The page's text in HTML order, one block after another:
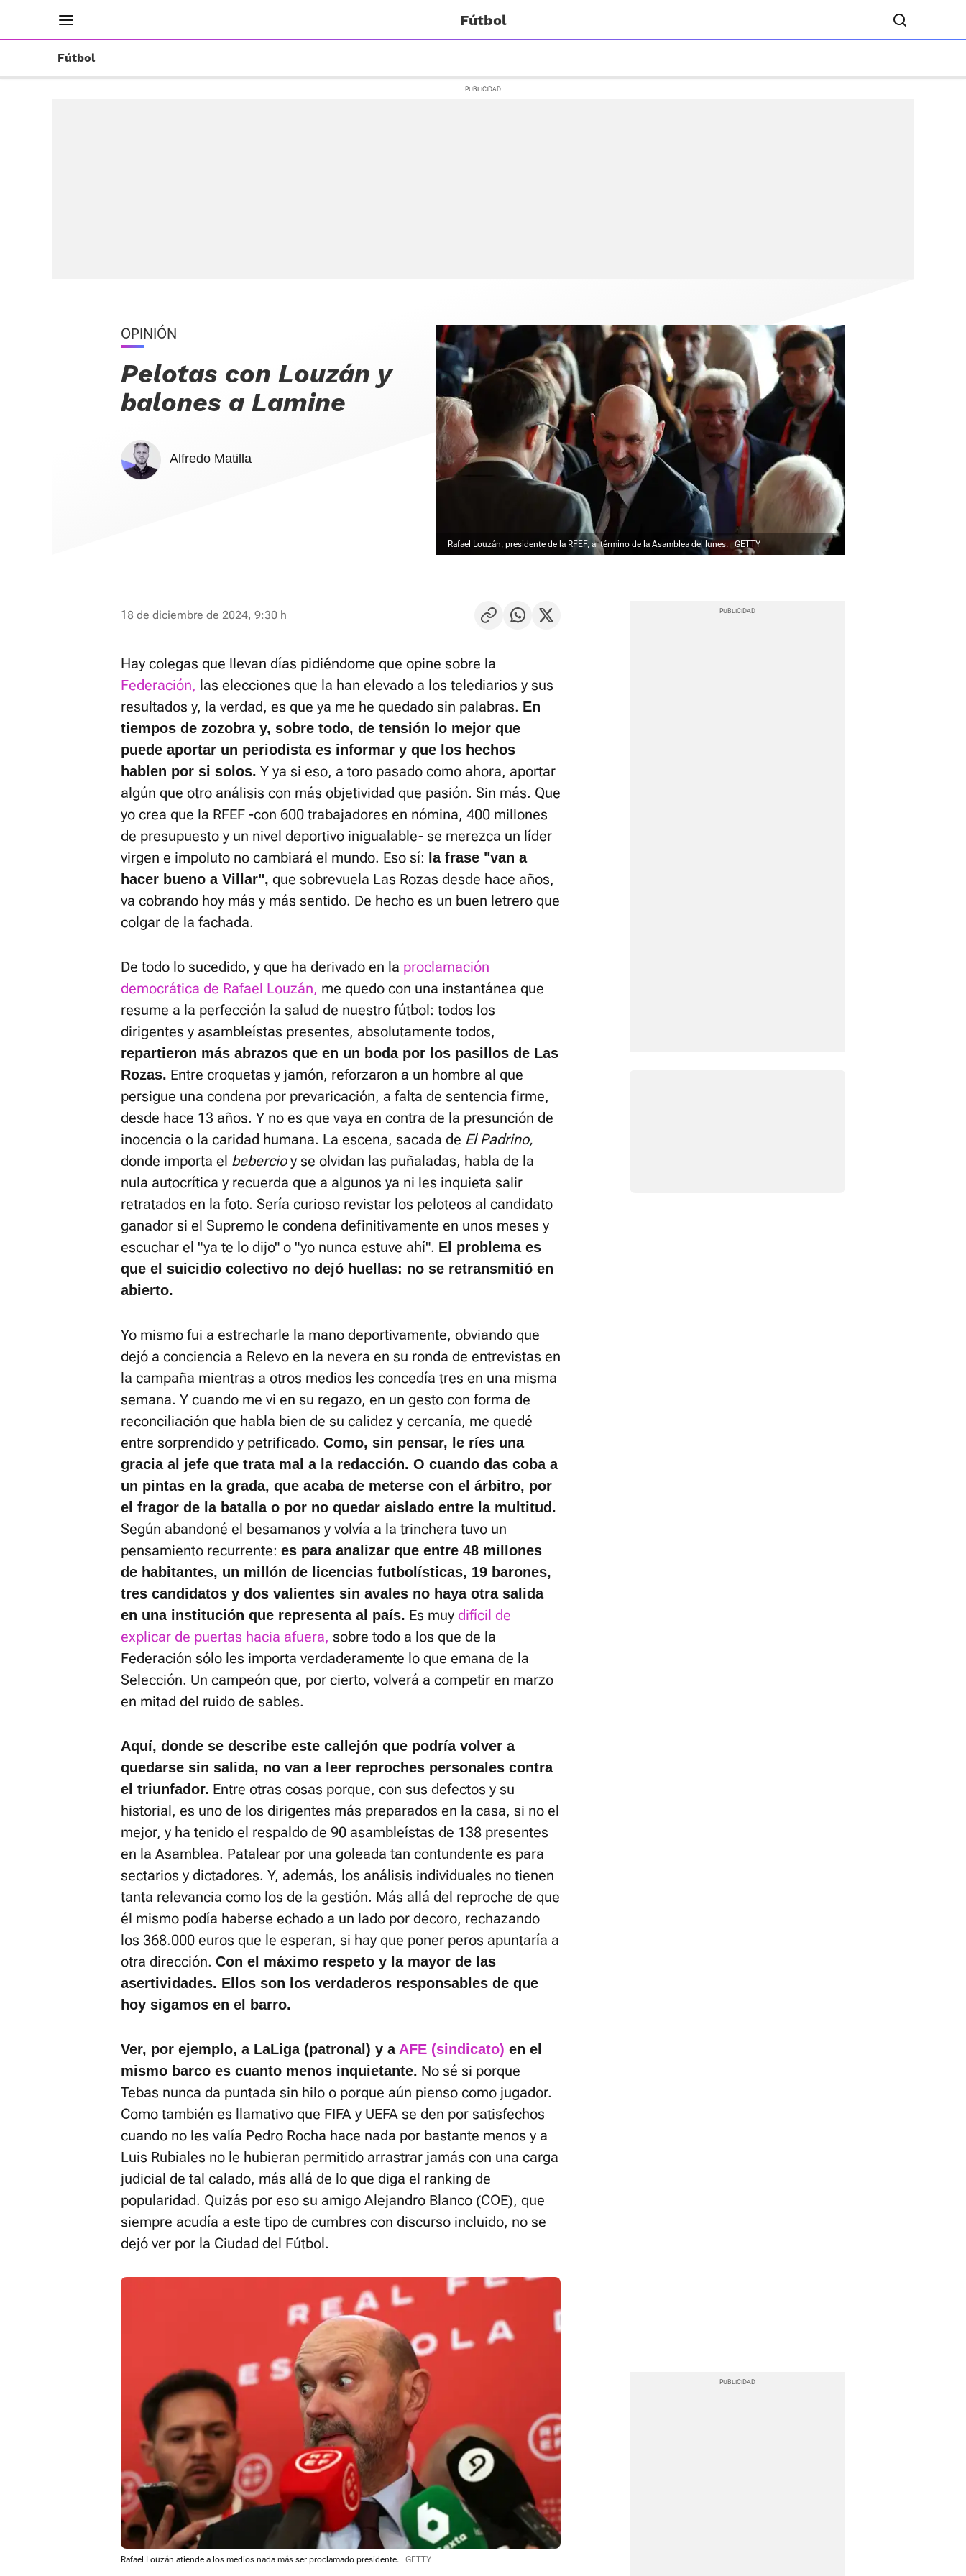
Fútbol
Fútbol
OPINIÓN
Pelotas con Louzán y
balones a Lamine
Alfredo Matilla
Rafael Louzán, presidente de la RFEF, al término de la Asamblea del lunes. GETTY
18 de diciembre de 2024, 9:30 h
Hay colegas que llevan días pidiéndome que opine sobre la
Federación, las elecciones que la han elevado a los telediarios y sus
resultados y, la verdad, es que ya me he quedado sin palabras. En
tiempos de zozobra y, sobre todo, de tensión lo mejor que
puede aportar un periodista es informar y que los hechos
hablen por si solos. Y ya si eso, a toro pasado como ahora, aportar
algún que otro análisis con más objetividad que pasión. Sin más. Que
yo crea que la RFEF -con 600 trabajadores en nómina, 400 millones
de presupuesto y un nivel deportivo inigualable- se merezca un líder
virgen e impoluto no cambiará el mundo. Eso sí: la frase "van a
hacer bueno a Villar", que sobrevuela Las Rozas desde hace años,
va cobrando hoy más y más sentido. De hecho es un buen letrero que
colgar de la fachada.
De todo lo sucedido, y que ha derivado en la proclamación
democrática de Rafael Louzán, me quedo con una instantánea que
resume a la perfección la salud de nuestro fútbol: todos los
dirigentes y asambleístas presentes, absolutamente todos,
repartieron más abrazos que en un boda por los pasillos de Las
Rozas. Entre croquetas y jamón, reforzaron a un hombre al que
persigue una condena por prevaricación, a falta de sentencia firme,
desde hace 13 años. Y no es que vaya en contra de la presunción de
inocencia o la caridad humana. La escena, sacada de El Padrino,
donde importa el bebercioy se olvidan las puñaladas, habla de la
nula autocrítica y recuerda que a algunos ya ni les inquieta salir
retratados en la foto. Sería curioso revistar los peloteos al candidato
ganador si el Supremo le condena definitivamente en unos meses y
escuchar el "ya te lo dijo" o "yo nunca estuve ahí". El problema es
que el suicidio colectivo no dejó huellas: no se retransmitió en
abierto.
Yo mismo fui a estrecharle la mano deportivamente, obviando que
dejó a conciencia a Relevo en la nevera en su ronda de entrevistas en
la campaña mientras a otros medios les concedía tres en una misma
semana. Y cuando me vi en su regazo, en un gesto con forma de
reconciliación que habla bien de su calidez y cercanía, me quedé
entre sorprendido y petrificado. Como, sin pensar, le ríes una
gracia al jefe que trata mal a la redacción. O cuando das coba a
un pintas en la grada, que acaba de meterse con el árbitro, por
el fragor de la batalla o por no quedar aislado entre la multitud.
Según abandoné el besamanos y volvía a la trinchera tuvo un
pensamiento recurrente: es para analizar que entre 48 millones
de habitantes, un millón de licencias futbolísticas, 19 barones,
tres candidatos y dos valientes sin avales no haya otra salida
en una institución que representa al país. Es muy difícil de
explicar de puertas hacia afuera, sobre todo a los que de la
Federación sólo les importa verdaderamente lo que emana de la
Selección. Un campeón que, por cierto, volverá a competir en marzo
en mitad del ruido de sables.
Aquí, donde se describe este callejón que podría volver a
quedarse sin salida, no van a leer reproches personales contra
el triunfador. Entre otras cosas porque, con sus defectos y su
historial, es uno de los dirigentes más preparados en la casa, si no el
mejor, y ha tenido el respaldo de 90 asambleístas de 138 presentes
en la Asamblea. Patalear por una goleada tan contundente es para
sectarios y dictadores. Y, además, los análisis individuales no tienen
tanta relevancia como los de la gestión. Más allá del reproche de que
él mismo podía haberse echado a un lado por decoro, rechazando
los 368.000 euros que le esperan, si hay que poner peros apuntaría a
otra dirección. Con el máximo respeto y la mayor de las
asertividades. Ellos son los verdaderos responsables de que
hoy sigamos en el barro.
Ver, por ejemplo, a LaLiga (patronal) y a AFE (sindicato) en el
mismo barco es cuanto menos inquietante. No sé si porque
Tebas nunca da puntada sin hilo o porque aún pienso como jugador.
Como también es llamativo que FIFA y UEFA se den por satisfechos
cuando no les valía Pedro Rocha hace nada por bastante menos y a
Luis Rubiales no le hubieran permitido arrastrar jamás con una carga
judicial de tal calado, más allá de lo que diga el ranking de
popularidad. Quizás por eso su amigo Alejandro Blanco (COE), que
siempre acudía a este tipo de cumbres con discurso incluido, no se
dejó ver por la Ciudad del Fútbol.
Rafael Louzán atiende a los medios nada más ser proclamado presidente. GETTY